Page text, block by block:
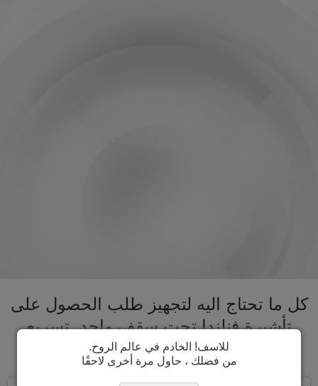
كل ما تحتاج اليه لتجهيز طلب الحصول على
تأشيرة فنلندا تحت سقف واحد. تسريع
عملية الحصول على تأشيرة فنلندا
للاسف! الخادم في عالم الروح.
من فضلك ، حاول مرة أخرى لاحقًا